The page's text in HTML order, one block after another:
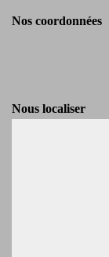
Nos coordonnées
Nous localiser